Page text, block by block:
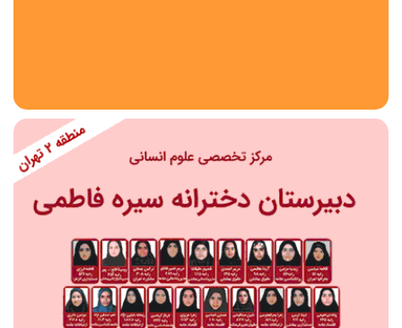
منطقه
مقطع تحصیلی
دوره اول متوسطه
دوره دوم متوسطه- فنی
دوره دوم متوسطه- نظری